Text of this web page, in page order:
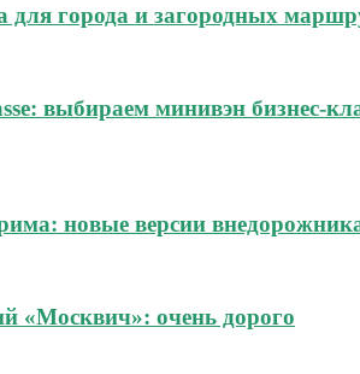
для города и загородных
выбираем минивэн бизнес-
новые версии
«Москвич»: очень дорого